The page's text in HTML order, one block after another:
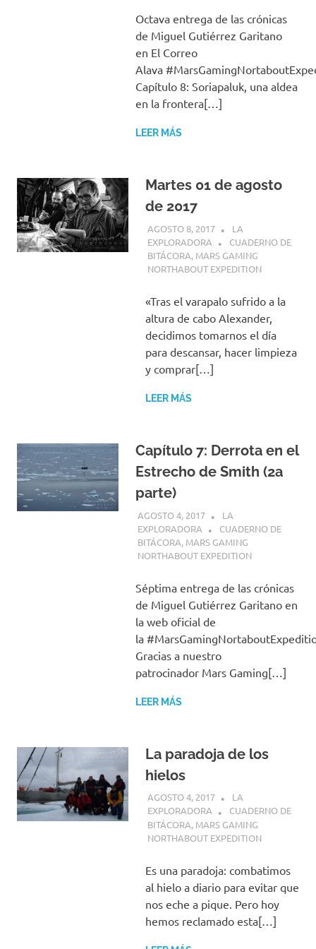
Octava entrega de las crónicas
de Miguel Gutiérrez Garitano
en El Correo
Alava
Capítulo 8: Soriapaluk, una aldea
en la frontera[…]
LEER MÁS
Martes 01 de agosto
de 2017
AGOSTO 8, 2017
LA
EXPLORADORA
CUADERNO DE
BITÁCORA, MARS GAMING
NORTHABOUT EXPEDITION
«Tras el varapalo sufrido a la
altura de cabo Alexander,
decidimos tomarnos el día
para descansar, hacer limpieza
y comprar[…]
LEER MÁS
Capítulo 7: Derrota en el
Estrecho de Smith (2a
parte)
AGOSTO 4, 2017
LA
EXPLORADORA
CUADERNO DE
BITÁCORA, MARS GAMING
NORTHABOUT EXPEDITION
Séptima entrega de las crónicas
de Miguel Gutiérrez Garitano en
la web oficial de
la
Gracias a nuestro
patrocinador Mars Gaming[…]
LEER MÁS
La paradoja de los
hielos
AGOSTO 4, 2017
LA
EXPLORADORA
CUADERNO DE
BITÁCORA, MARS GAMING
NORTHABOUT EXPEDITION
Es una paradoja: combatimos
al hielo a diario para evitar que
nos eche a pique. Pero hoy
hemos reclamado esta[…]